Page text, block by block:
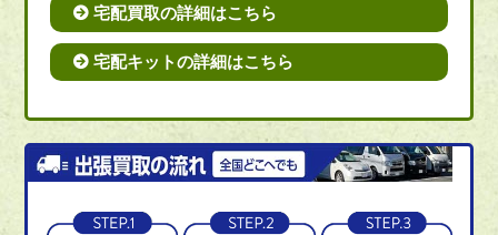
宅配買取の詳細はこちら
宅配キットの詳細はこちら